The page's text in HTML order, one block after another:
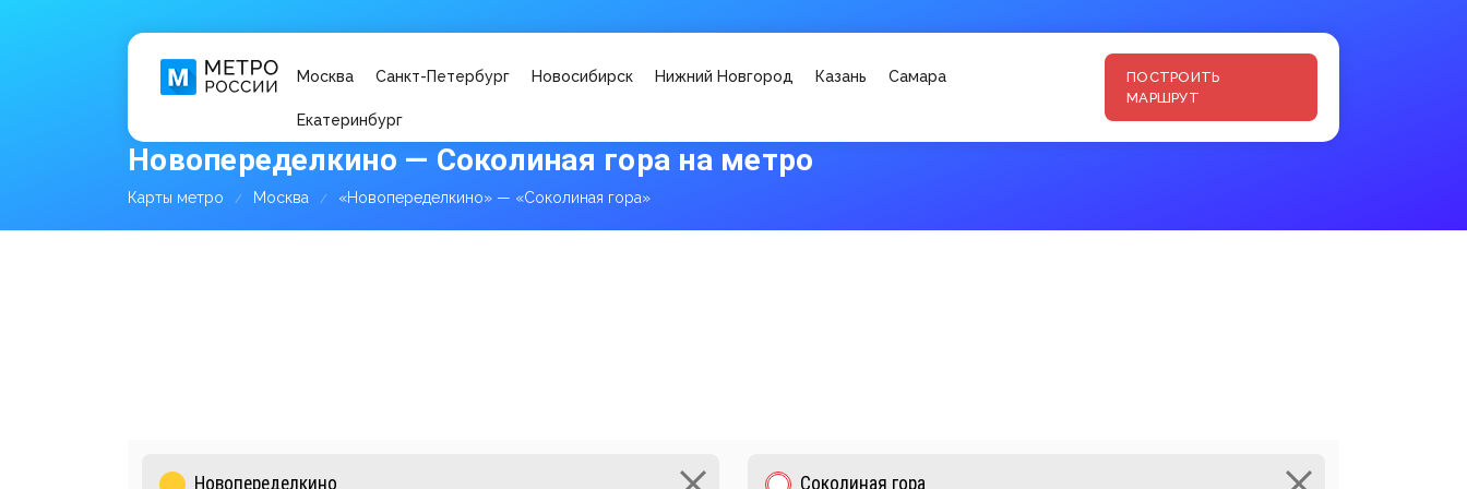
Москва Санкт-Петербург Новосибирск Нижний Новгород Казань Самара
Екатеринбург
ПОСТРОИТЬ
МАРШРУТ
Новопеределкино — Соколиная гора на метро
Карты метро Москва «Новопеределкино» — «Соколиная гора»